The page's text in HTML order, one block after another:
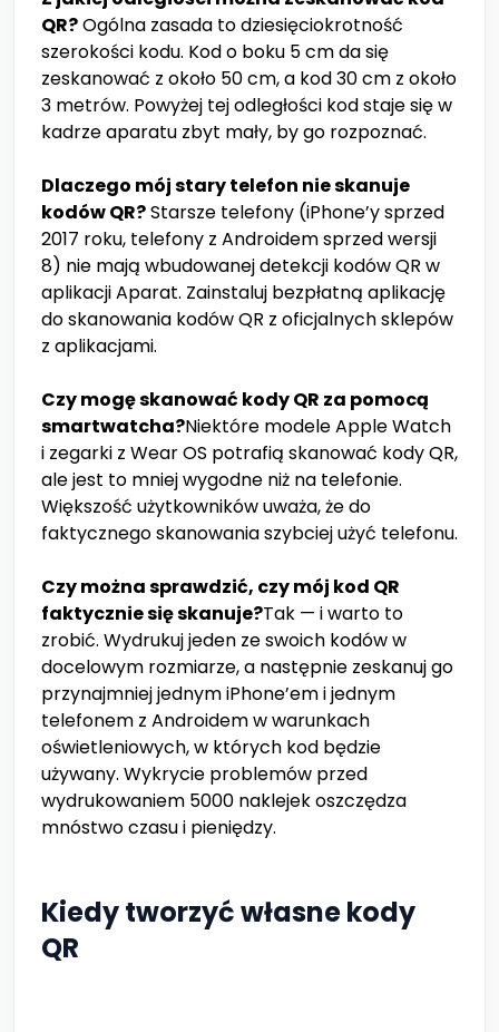
QR?Ogólna zasada to dziesięciokrotność
szerokości kodu. Kod o boku 5 cm da się
zeskanować z około 50 cm, a kod 30 cm z około
3 metrów. Powyżej tej odległości kod staje się w
kadrze aparatu zbyt mały, by go rozpoznać.
Dlaczego mój stary telefon nie skanuje
kodów QR?Starsze telefony (iPhone’y sprzed
2017 roku, telefony z Androidem sprzed wersji
8) nie mają wbudowanej detekcji kodów QR w
aplikacji Aparat. Zainstaluj bezpłatną aplikację
do skanowania kodów QR z oficjalnych sklepów
z aplikacjami.
Czy mogę skanować kody QR za pomocą
smartwatcha?Niektóre modele Apple Watch
i zegarki z Wear OS potrafią skanować kody QR,
ale jest to mniej wygodne niż na telefonie.
Większość użytkowników uważa, że do
faktycznego skanowania szybciej użyć telefonu.
Czy można sprawdzić, czy mój kod QR
faktycznie się skanuje?Tak — i warto to
zrobić. Wydrukuj jeden ze swoich kodów w
docelowym rozmiarze, a następnie zeskanuj go
przynajmniej jednym iPhone’em i jednym
telefonem z Androidem w warunkach
oświetleniowych, w których kod będzie
używany. Wykrycie problemów przed
wydrukowaniem 5000 naklejek oszczędza
mnóstwo czasu i pieniędzy.
Kiedy tworzyć własne kody
QR